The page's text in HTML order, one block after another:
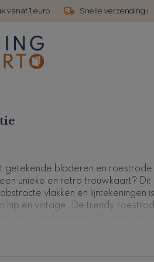
vanaf 1 euro Snelle verzending i
getekende bladeren en roestrode
unieke en retro trouwkaart? Dit
vlakken en lijntekeningen
hip en vintage. De trendy
uitstraling. Op de voorzijde staan